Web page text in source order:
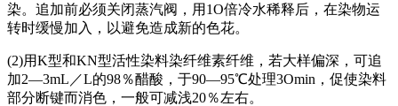
染。追加前必须关闭蒸汽阀，用1O倍冷水稀释后，在染物运
转时缓慢加入，以避免造成新的色花。
(2)用K型和KN型活性染料染纤维素纤维，若大样偏深，可追
加2—3mL／L的98％醋酸，于90—95℃处理3Omin，促使染料
部分断键而消色，一般可减浅20％左右。